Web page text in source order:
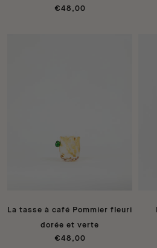
€48,00
La tasse à café Pommier fleuri
dorée et verte
€48,00